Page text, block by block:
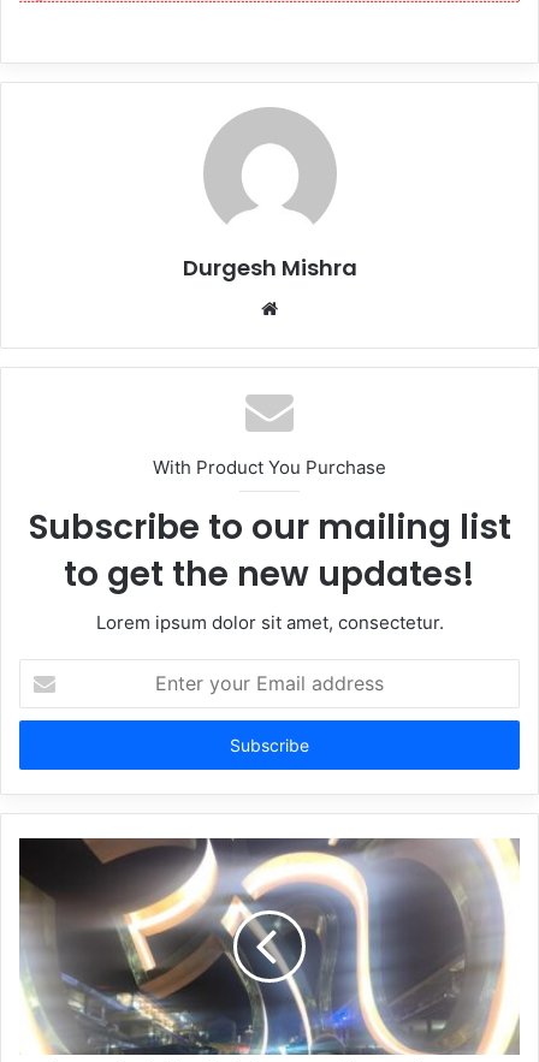
Durgesh Mishra
Website
With Product You Purchase
Subscribe to our mailing list
to get the new updates!
Lorem ipsum dolor sit amet, consectetur.
your
Email